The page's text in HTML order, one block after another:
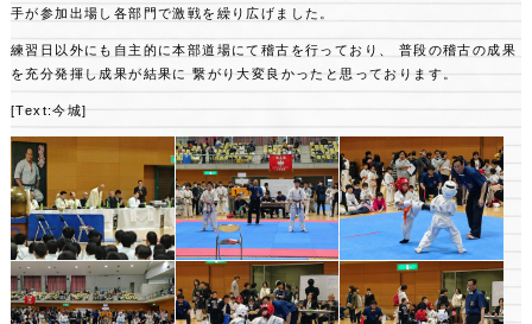
手が参加出場し各部門で激戦を繰り広げました。
練習日以外にも自主的に本部道場にて稽古を行っており、
普段の稽古の成果
を充分発揮し成果が結果に 繋がり大変良かったと思っております。
[Text:今城]